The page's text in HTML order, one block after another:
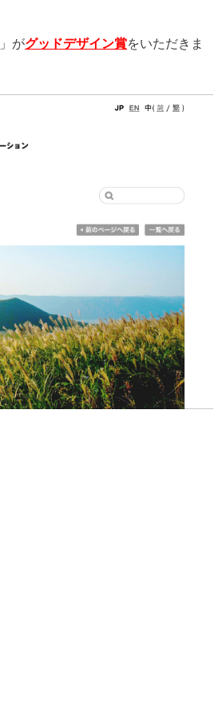
」がグッドデザイン賞をいただきま